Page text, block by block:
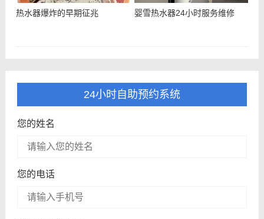
热水器爆炸的早期征兆 婴雪热水器24小时服务维修
24小时自助预约系统
您的姓名
您的电话